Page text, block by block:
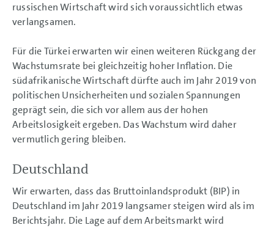
russischen Wirtschaft wird sich voraussichtlich etwas
verlangsamen.
Für die Türkei erwarten wir einen weiteren Rückgang der
Wachstumsrate bei gleichzeitig hoher Inflation. Die
südafrikanische Wirtschaft dürfte auch im Jahr 2019 von
politischen Unsicherheiten und sozialen Spannungen
geprägt sein, die sich vor allem aus der hohen
Arbeitslosigkeit ergeben. Das Wachstum wird daher
vermutlich gering bleiben.
Deutschland
Wir erwarten, dass das Bruttoinlandsprodukt (BIP) in
Deutschland im Jahr 2019 langsamer steigen wird als im
Berichtsjahr. Die Lage auf dem Arbeitsmarkt wird